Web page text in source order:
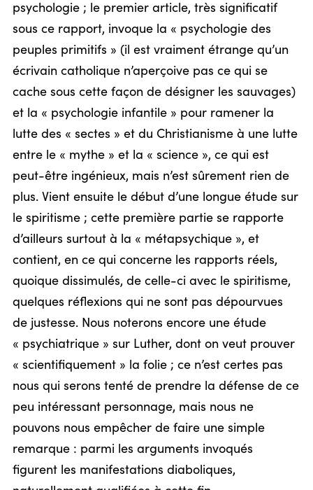
psychologie ; le premier article, très significatif
sous ce rapport, invoque la « psychologie des
peuples primitifs » (il est vraiment étrange qu’un
écrivain catholique n’aperçoive pas ce qui se
cache sous cette façon de désigner les sauvages)
et la « psychologie infantile » pour ramener la
lutte des « sectes » et du Christianisme à une lutte
entre le « mythe » et la « science », ce qui est
peut-être ingénieux, mais n’est sûrement rien de
plus. Vient ensuite le début d’une longue étude sur
le spiritisme ; cette première partie se rapporte
d’ailleurs surtout à la « métapsychique », et
contient, en ce qui concerne les rapports réels,
quoique dissimulés, de celle-ci avec le spiritisme,
quelques réflexions qui ne sont pas dépourvues
de justesse. Nous noterons encore une étude
« psychiatrique » sur Luther, dont on veut prouver
« scientifiquement » la folie ; ce n’est certes pas
nous qui serons tenté de prendre la défense de ce
peu intéressant personnage, mais nous ne
pouvons nous empêcher de faire une simple
remarque : parmi les arguments invoqués
figurent les manifestations diaboliques,